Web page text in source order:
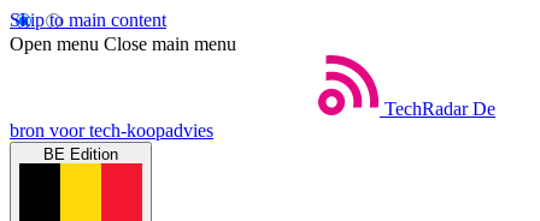
Skip to main content
Open menu Close main menu
TechRadar De
bron voor tech-koopadvies
BE Edition